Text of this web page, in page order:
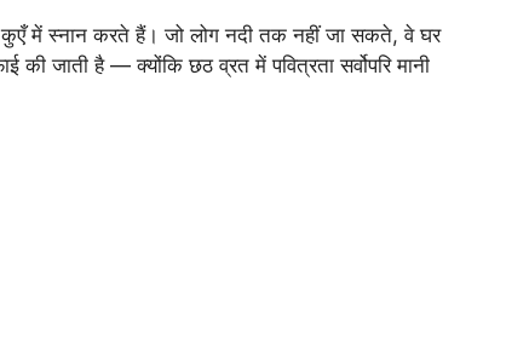
कुएँ में स्नान करते हैं। जो लोग नदी तक नहीं जा सकते, वे घर
जाती है — क्योंकि छठ व्रत में पवित्रता सर्वोपरि मानी